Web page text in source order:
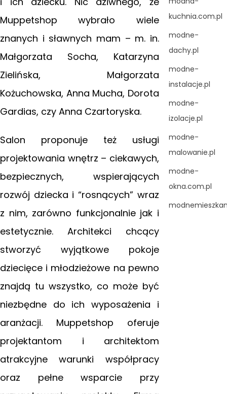
Muppetshop wybrało wiele
znanych i sławnych mam – m. in.
Małgorzata Socha, Katarzyna
Zielińska, Małgorzata
Kożuchowska, Anna Mucha, Dorota
Gardias, czy Anna Czartoryska.
Salon proponuje też usługi
projektowania wnętrz – ciekawych,
bezpiecznych, wspierających
rozwój dziecka i “rosnących” wraz
z nim, zarówno funkcjonalnie jak i
estetycznie. Architekci chcący
stworzyć wyjątkowe pokoje
dziecięce i młodzieżowe na pewno
znajdą tu wszystko, co może być
niezbędne do ich wyposażenia i
aranżacji. Muppetshop oferuje
projektantom i architektom
atrakcyjne warunki współpracy
oraz pełne wsparcie przy
kuchnia.com.pl
modne-
dachy.pl
modne-
instalacje.pl
modne-
izolacje.pl
modne-
malowanie.pl
modne-
okna.com.pl